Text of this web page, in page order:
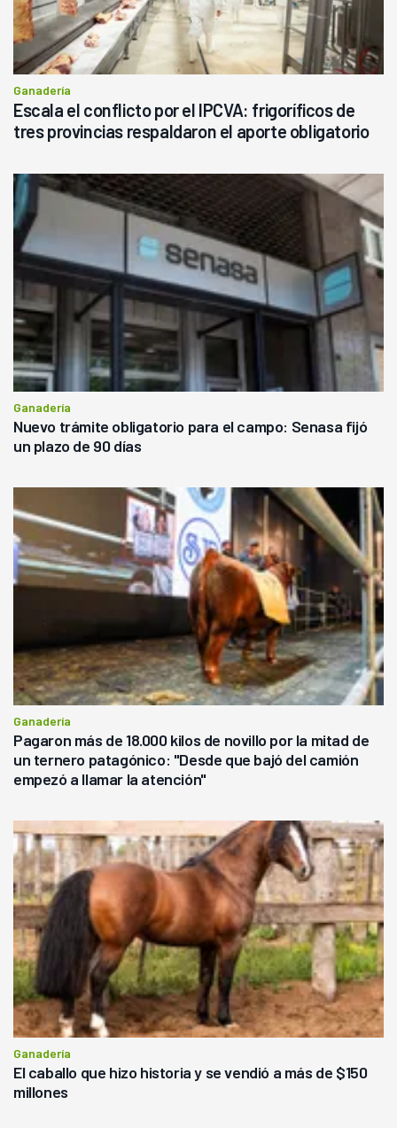
Ganadería
Escala el conflicto por el IPCVA: frigoríficos de
tres provincias respaldaron el aporte obligatorio
Ganadería
Nuevo trámite obligatorio para el campo: Senasa fijó
un plazo de 90 días
Ganadería
Pagaron más de 18.000 kilos de novillo por la mitad de
un ternero patagónico: "Desde que bajó del camión
empezó a llamar la atención"
Ganadería
El caballo que hizo historia y se vendió a más de $150
millones